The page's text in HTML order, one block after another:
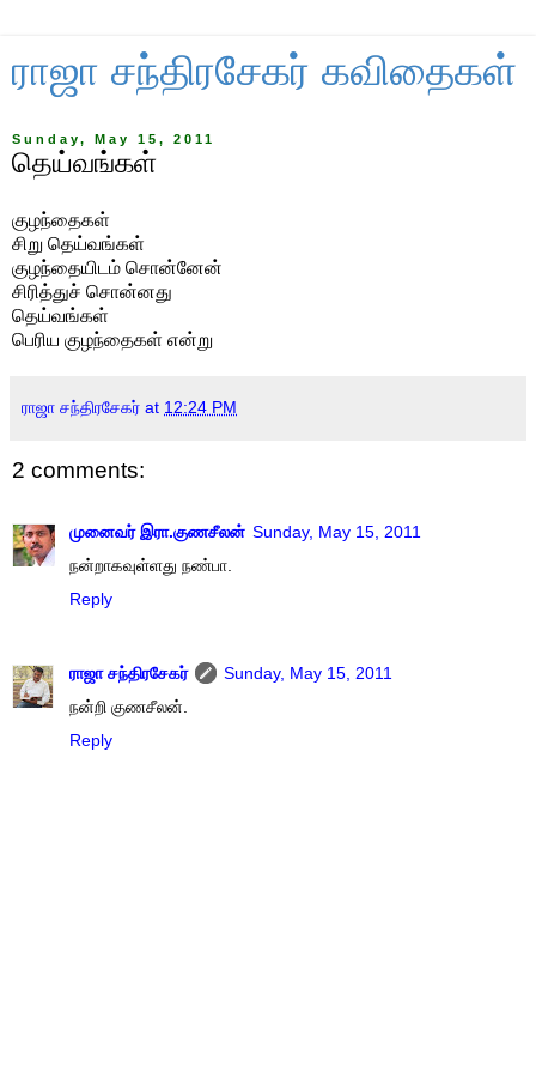
ராஜா சந்திரசேகர் கவிதைகள்
Sunday, May 15, 2011
தெய்வங்கள்
குழந்தைகள்
சிறு தெய்வங்கள்
குழந்தையிடம் சொன்னேன்
சிரித்துச் சொன்னது
தெய்வங்கள்
பெரிய குழந்தைகள் என்று
ராஜா சந்திரசேகர் at 12:24 PM
2 comments:
முனைவர் இரா.குணசீலன் Sunday, May 15, 2011
நன்றாகவுள்ளது நண்பா.
Reply
ராஜா சந்திரசேகர்
Sunday, May 15, 2011
நன்றி குணசீலன்.
Reply